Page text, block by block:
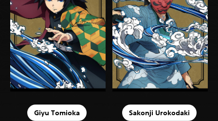
Giyu Tomioka Sakonji Urokodaki